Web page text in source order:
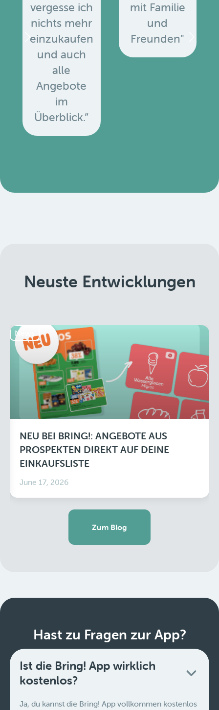
vergesse ich
nichts mehr
einzukaufen
und auch
alle
Angebote
im
Überblick.”
mit Familie
und
Freunden"
Neuste Entwicklungen
News
NEU BEI BRING!: ANGEBOTE AUS
PROSPEKTEN DIREKT AUF DEINE
EINKAUFSLISTE
June 17, 2026
Zum Blog
Hast zu Fragen zur App?
Ist die Bring! App wirklich
kostenlos?
Ja, du kannst die Bring! App vollkommen kostenlos